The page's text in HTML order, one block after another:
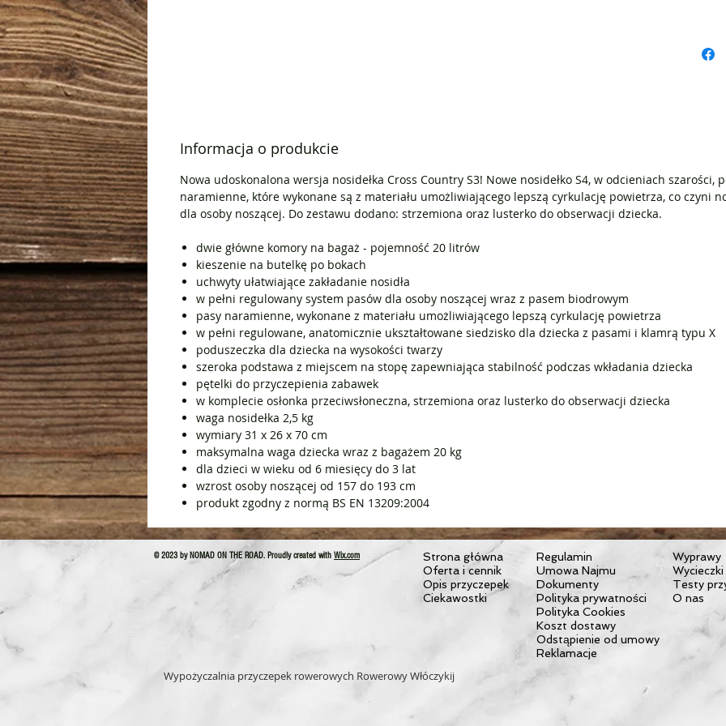
dziecka.
Informacja o produkcie
Nowa udoskonalona wersja nosidełka Cross Country S3! Nowe nosidełko S4, w odcieniach szarości,
naramienne, które wykonane są z materiału umożliwiającego lepszą cyrkulację powietrza, co czyni
dla osoby noszącej. Do zestawu dodano: strzemiona oraz lusterko do obserwacji dziecka.
dwie główne komory na bagaż - pojemność 20 litrów
kieszenie na butelkę po bokach
uchwyty ułatwiające zakładanie nosidła
w pełni regulowany system pasów dla osoby noszącej wraz z pasem biodrowym
pasy naramienne, wykonane z materiału umożliwiającego lepszą cyrkulację powietrza
w pełni regulowane, anatomicznie ukształtowane siedzisko dla dziecka z pasami i klamrą typu X
poduszeczka dla dziecka na wysokości twarzy
szeroka podstawa z miejscem na stopę zapewniająca stabilność podczas wkładania dziecka
pętelki do przyczepienia zabawek
w komplecie osłonka przeciwsłoneczna, strzemiona oraz lusterko do obserwacji dziecka
waga nosidełka 2,5 kg
wymiary 31 x 26 x 70 cm
maksymalna waga dziecka wraz z bagażem 20 kg
dla dzieci w wieku od 6 miesięcy do 3 lat
wzrost osoby noszącej od 157 do 193 cm
produkt zgodny z normą BS EN 13209:2004
© 2023 by NOMAD ON THE ROAD. Proudly created with Wix.com
Strona główna
Oferta i cennik
Opis przyczepek
Ciekawostki
Regulamin
Umowa Najmu
Dokumenty
Polityka prywatności
Polityka Cookies
Koszt dostawy
Odstąpienie od umowy
Reklamacje
Wyprawy
Wycieczki
Testy
O nas
Wypożyczalnia przyczepek rowerowych Rowerowy Włóczykij